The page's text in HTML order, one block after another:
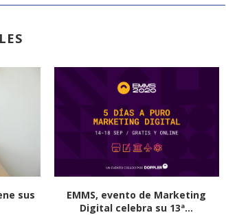
sus
EMMS, evento de Marketing
Digital celebra su 13ª...